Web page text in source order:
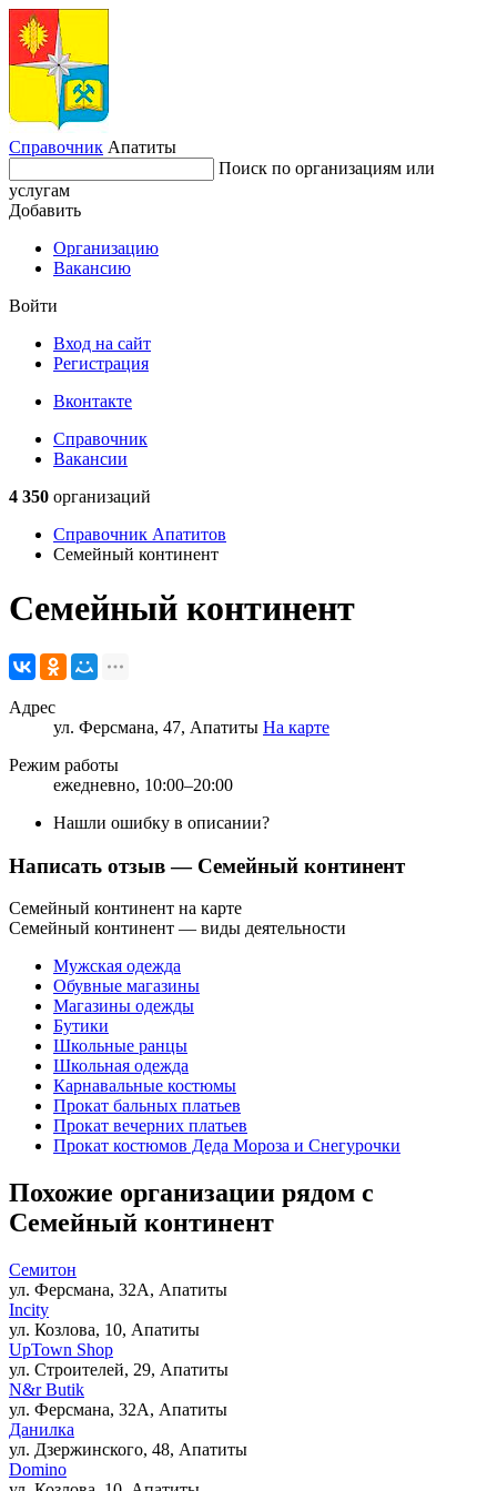
Справочник Апатиты
Поиск по организациям или
услугам
Добавить
Организацию
Вакансию
Войти
Вход на сайт
Регистрация
Вконтакте
Справочник
Вакансии
4 350 организаций
Справочник Апатитов
Семейный континент
Семейный континент
Адрес
ул. Ферсмана, 47, Апатиты На карте
Режим работы
ежедневно, 10:00–20:00
Нашли ошибку в описании?
Написать отзыв— Семейный континент
Семейный континент на карте
Семейный континент — виды деятельности
Мужская одежда
Обувные магазины
Магазины одежды
Бутики
Школьные ранцы
Школьная одежда
Карнавальные костюмы
Прокат бальных платьев
Прокат вечерних платьев
Прокат костюмов Деда Мороза и Снегурочки
Похожие организации рядом с
Семейный континент
Семитон
ул. Ферсмана, 32А, Апатиты
Incity
ул. Козлова, 10, Апатиты
UpTown Shop
ул. Строителей, 29, Апатиты
N&r Butik
ул. Ферсмана, 32А, Апатиты
Данилка
ул. Дзержинского, 48, Апатиты
Domino